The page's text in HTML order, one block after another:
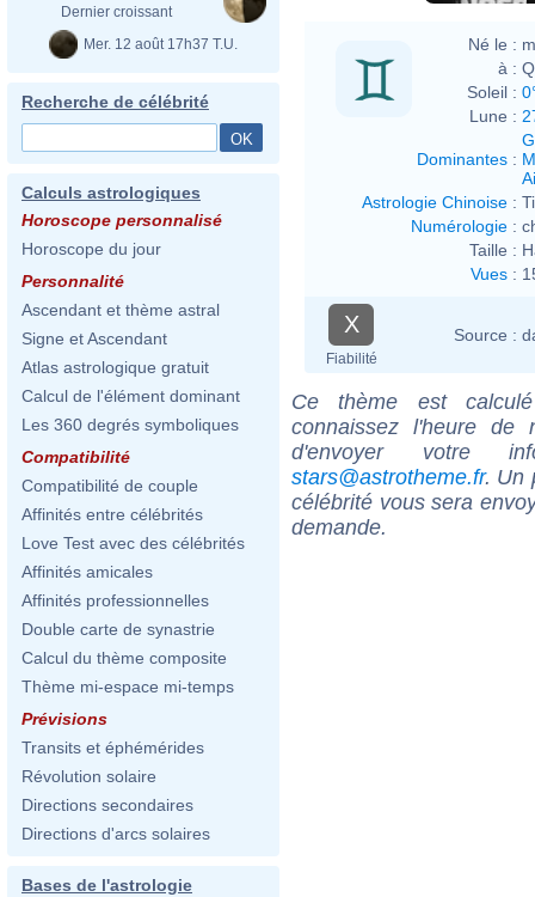
Dernier croissant
Mer. 12 août 17h37 T.U.
Recherche de célébrité
Calculs astrologiques
Horoscope personnalisé
Horoscope du jour
Personnalité
Ascendant et thème astral
Signe et Ascendant
Atlas astrologique gratuit
Calcul de l'élément dominant
Les 360 degrés symboliques
Compatibilité
Compatibilité de couple
Affinités entre célébrités
Love Test avec des célébrités
Affinités amicales
Affinités professionnelles
Double carte de synastrie
Calcul du thème composite
Thème mi-espace mi-temps
Prévisions
Transits et éphémérides
Révolution solaire
Directions secondaires
Directions d'arcs solaires
Bases de l'astrologie
Né le :
à :
Soleil :
Lune :
Dominantes :
Astrologie Chinoise :
Numérologie :
Taille :
Vues :
X
Fiabilité
Source :
Ce thème est
connaissez l'heure de
d'envoyer votre
stars@astrotheme.fr. Un
célébrité vous sera
demande.